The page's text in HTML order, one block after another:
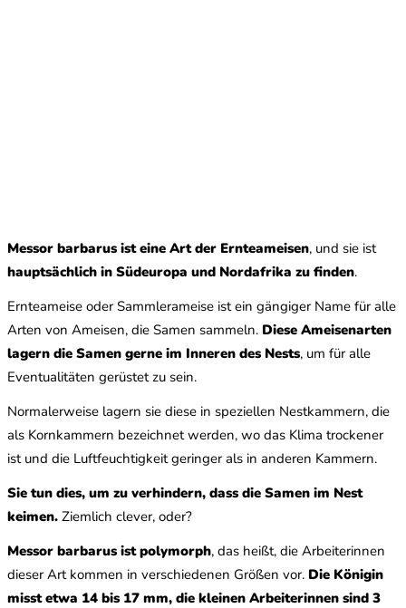
Messor barbarus ist eine Art der Ernteameisen, und sie ist
hauptsächlich in Südeuropa und Nordafrika zu finden.
Ernteameise oder Sammlerameise ist ein gängiger Name für alle
Arten von Ameisen, die Samen sammeln. Diese Ameisenarten
lagern die Samen gerne im Inneren des Nests, um für alle
Eventualitäten gerüstet zu sein.
Normalerweise lagern sie diese in speziellen Nestkammern, die
als Kornkammern bezeichnet werden, wo das Klima trockener
ist und die Luftfeuchtigkeit geringer als in anderen Kammern.
Sie tun dies, um zu verhindern, dass die Samen im Nest
keimen. Ziemlich clever, oder?
Messor barbarus ist polymorph, das heißt, die Arbeiterinnen
dieser Art kommen in verschiedenen Größen vor. Die Königin
misst etwa 14 bis 17 mm, die kleinen Arbeiterinnen sind 3